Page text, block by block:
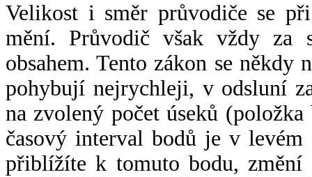
Velikost i směr průvodiče se
mění. Průvodič však vždy za
obsahem. Tento zákon se někdy
pohybují nejrychleji, v odsluní
na zvolený počet úseků
časový interval bodů je v
přiblížíte k tomuto bodu,